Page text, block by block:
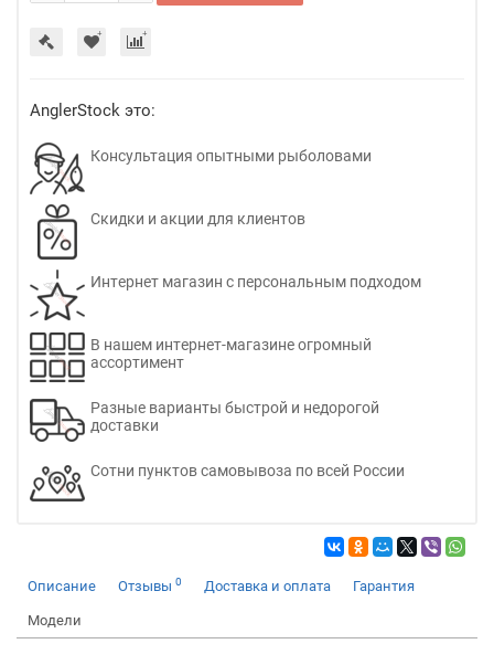
AnglerStock это:
Консультация опытными рыболовами
Скидки и акции для клиентов
Интернет магазин с персональным подходом
В нашем интернет-магазине огромный
ассортимент
Разные варианты быстрой и недорогой
доставки
Сотни пунктов самовывоза по всей России
Описание Отзывы 0 Доставка и оплата Гарантия
Модели